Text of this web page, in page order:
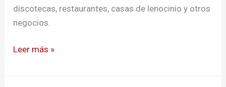
discotecas, restaurantes, casas de lenocinio y otros
negocios.
Leer más »